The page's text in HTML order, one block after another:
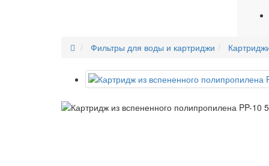
Фильтры для воды и картриджи